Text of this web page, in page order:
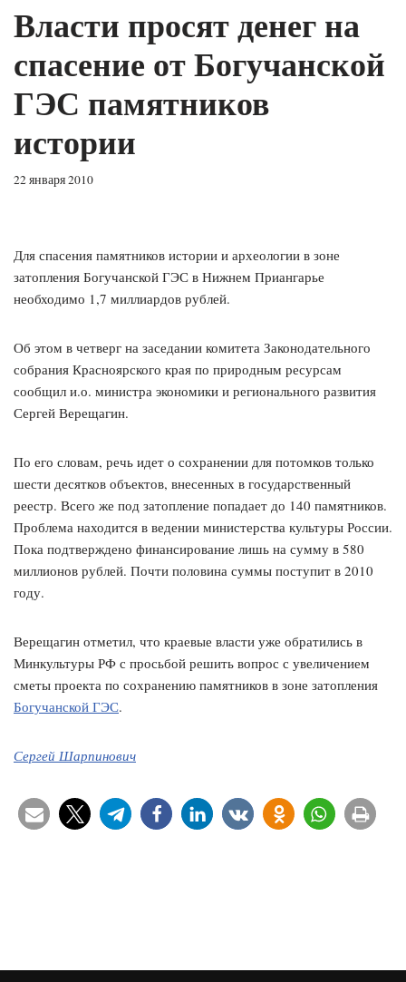
Власти просят денег на
спасение от Богучанской
ГЭС памятников
истории
22 января 2010
Для спасения памятников истории и археологии в зоне
затопления Богучанской ГЭС в Нижнем Приангарье
необходимо 1,7 миллиардов рублей.
Об этом в четверг на заседании комитета Законодательного
собрания Красноярского края по природным ресурсам
сообщил и.о. министра экономики и регионального развития
Сергей Верещагин.
По его словам, речь идет о сохранении для потомков только
шести десятков объектов, внесенных в государственный
реестр. Всего же под затопление попадает до 140 памятников.
Проблема находится в ведении министерства культуры России.
Пока подтверждено финансирование лишь на сумму в 580
миллионов рублей. Почти половина суммы поступит в 2010
году.
Верещагин отметил, что краевые власти уже обратились в
Минкультуры РФ с просьбой решить вопрос с увеличением
сметы проекта по сохранению памятников в зоне затопления
Богучанской ГЭС.
Сергей Шарпинович